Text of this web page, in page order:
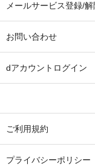
メールサービス登録/解
お問い合わせ
dアカウントログイン
ご利用規約
プライバシーポリシー